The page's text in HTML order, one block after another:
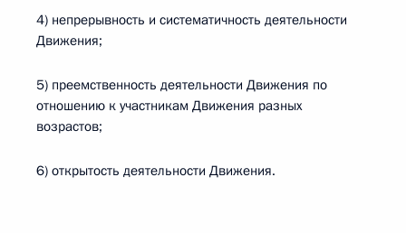
4) непрерывность и систематичность деятельности
Движения;
5) преемственность деятельности Движения по
отношению к участникам Движения разных
возрастов;
6) открытость деятельности Движения.